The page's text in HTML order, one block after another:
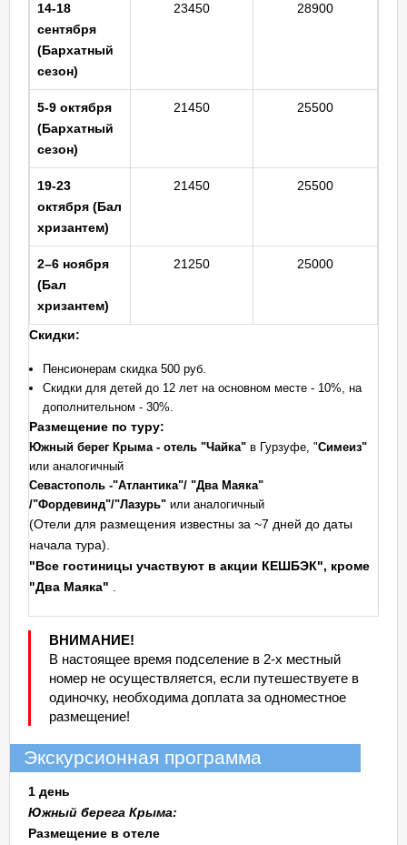
14-18
сентября
(Бархатный
сезон)
23450 28900
5-9 октября
(Бархатный
сезон)
21450 25500
19-23
октября (Бал
хризантем)
21450 25500
2–6 ноября
(Бал
хризантем)
21250 25000
Скидки:
Пенсионерам скидка 500 руб.
Скидки для детей до 12 лет на основном месте - 10%, на
дополнительном - 30%.
Размещение по туру:
Южный берег Крыма - отель "Чайка" в Гурзуфе, "Симеиз"
или аналогичный
Севастополь -"Атлантика"/ "Два Маяка"
/"Фордевинд"/"Лазурь" или аналогичный
(Отели для размещения известны за ~7 дней до даты
начала тура).
"Все гостиницы участвуют в акции КЕШБЭК", кроме
"Два Маяка"
ВНИМАНИЕ!
В настоящее время подселение в 2-х местный
номер не осуществляется, если путешествуете в
одиночку, необходима доплата за одноместное
размещение!
Экскурсионная программа
1 день
Южный берега Крыма:
Размещение в отеле